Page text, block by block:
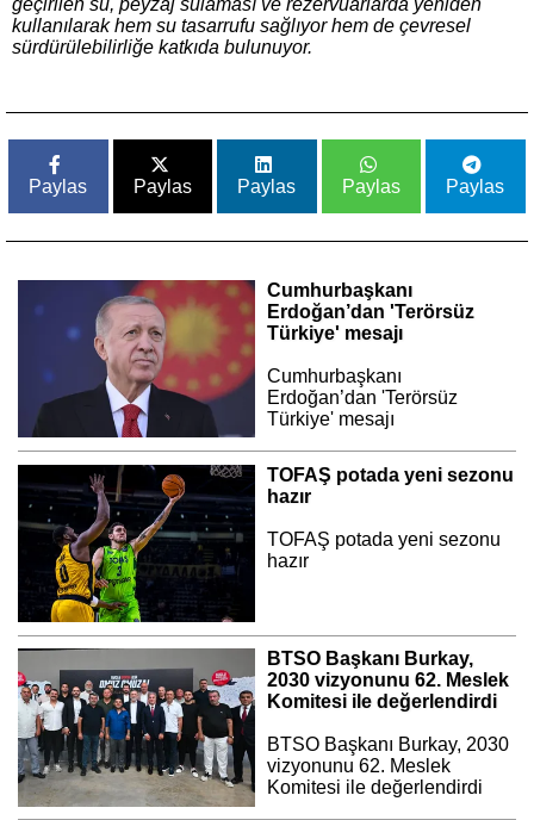
geçirilen su, peyzaj sulaması ve rezervuarlarda yeniden
kullanılarak hem su tasarrufu sağlıyor hem de çevresel
sürdürülebilirliğe katkıda bulunuyor.
Paylas Paylas Paylas Paylas Paylas
Cumhurbaşkanı
Erdoğan’dan 'Terörsüz
Türkiye' mesajı
Cumhurbaşkanı
Erdoğan’dan 'Terörsüz
Türkiye' mesajı
TOFAŞ potada yeni sezonu
hazır
TOFAŞ potada yeni sezonu
hazır
BTSO Başkanı Burkay,
2030 vizyonunu 62. Meslek
Komitesi ile değerlendirdi
BTSO Başkanı Burkay, 2030
vizyonunu 62. Meslek
Komitesi ile değerlendirdi